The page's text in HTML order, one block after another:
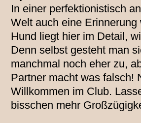
In einer perfektionistisch
Welt auch eine Erinnerung
Hund liegt hier im Detail,
Denn selbst gesteht man
manchmal noch eher zu,
Partner macht was falsch!
Willkommen im Club.
bisschen mehr